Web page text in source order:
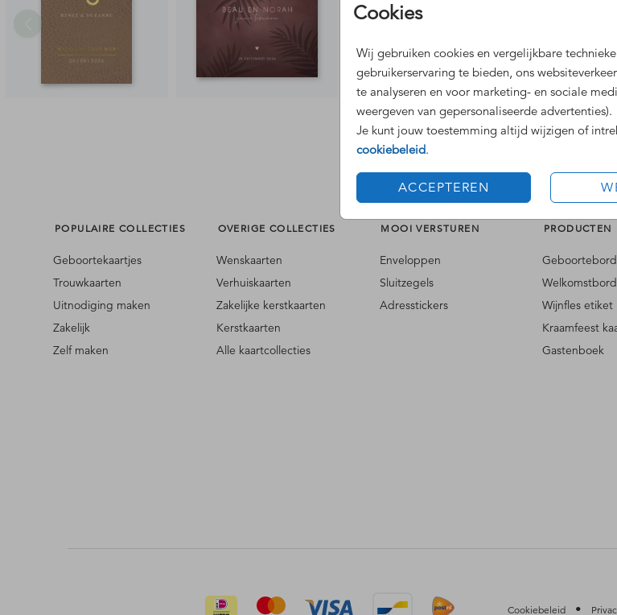
Cookies
Wij gebruiken cookies en vergelijkbare
gebruikerservaring te bieden, ons
te analyseren en voor marketing- en sociale
weergeven van gepersonaliseerde advertenties).
Je kunt jouw toestemming altijd wijzigen of
cookiebeleid.
ACCEPTEREN
POPULAIRE COLLECTIES
Geboortekaartjes
Trouwkaarten
Uitnodiging maken
Zakelijk
Zelf maken
OVERIGE COLLECTIES
Wenskaarten
Verhuiskaarten
Zakelijke kerstkaarten
Kerstkaarten
Alle kaartcollecties
MOOI VERSTUREN
Enveloppen
Sluitzegels
Adresstickers
PRODUCTEN
Geboortebord
Welkomstbord
Wijnfles etiket
Kraamfeest
Gastenboek
Cookiebeleid •